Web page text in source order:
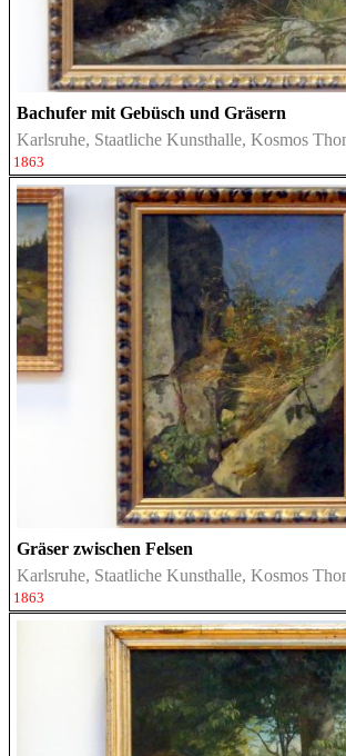
Bachufer mit Gebüsch und Gräsern
Karlsruhe, Staatliche Kunsthalle, Kosmos
1863
Gräser zwischen Felsen
Karlsruhe, Staatliche Kunsthalle, Kosmos
1863